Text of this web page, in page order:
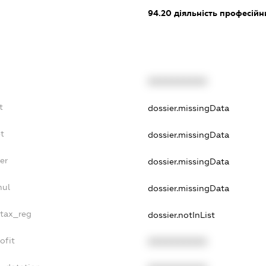
94.20 діяльність
dossier.missingData
dossier.missingData
dossier.missingData
dossier.missingData
dossier.notInList